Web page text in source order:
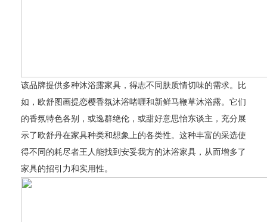
该品牌提供多种沐浴露家具，得志不同肤质情切味的需求。比
如，欧舒图画提恋樱香氛沐浴啫喱和新鲜马鞭草沐浴露。它们
的香氛特色各别，或逸群绝伦，或甜好意思怡东谈主，充分展
示了欧舒丹在家具种类和想象上的各类性。这种丰富的采选使
得不同的耗尽者王人能找到安妥我方的沐浴家具，从而增多了
家具的招引力和实用性。